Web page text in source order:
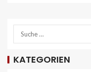
KATEGORIEN